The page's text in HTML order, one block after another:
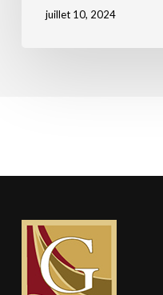
juillet 10, 2024